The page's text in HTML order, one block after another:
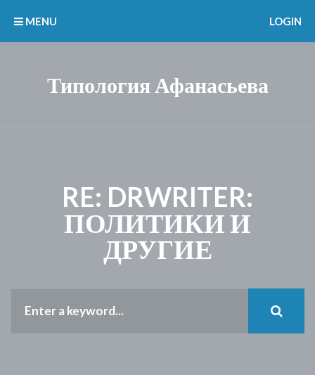
Типология Афанасьева
MENU LOGIN
RE: DRWRITER:
ПОЛИТИКИ И
ДРУГИЕ